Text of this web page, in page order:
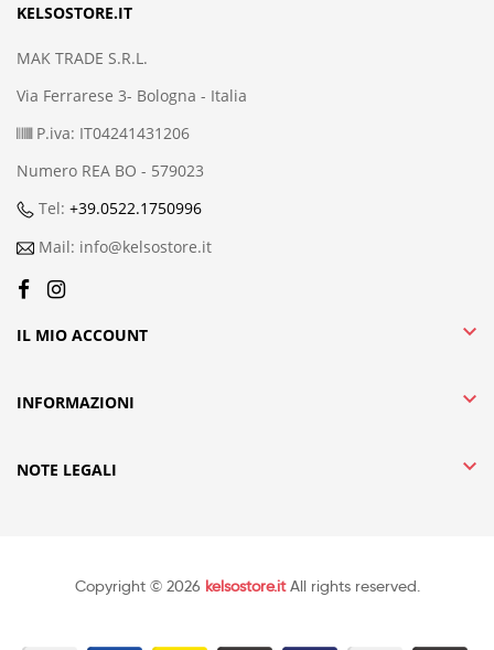
KELSOSTORE.IT
MAK TRADE S.R.L.
Via Ferrarese 3- Bologna - Italia
P.iva: IT04241431206
Numero REA BO - 579023
Tel: +39.0522.1750996
Mail: info@kelsostore.it
IL MIO ACCOUNT 
INFORMAZIONI 
NOTE LEGALI 
Copyright © 2026 kelsostore.itAll rights reserved.